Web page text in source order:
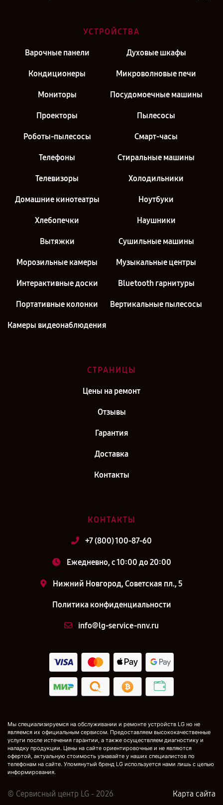
УСТРОЙСТВА
Варочные панели Духовые шкафы
Кондиционеры Микроволновые печи
Мониторы Посудомоечные машины
Проекторы Пылесосы
Роботы-пылесосы Смарт-часы
Телефоны Стиральные машины
Телевизоры Холодильники
Домашние кинотеатры Ноутбуки
Хлебопечки Наушники
Вытяжки Сушильные машины
Морозильные камеры Музыкальные центры
Интерактивные доски Bluetooth гарнитуры
Портативные колонки Вертикальные пылесосы
Камеры видеонаблюдения
СТРАНИЦЫ
Цены на ремонт
Отзывы
Гарантия
Доставка
Контакты
КОНТАКТЫ
+7 (800) 100-87-60
Ежедневно, с 10:00 до 20:00
Нижний Новгород, Советская пл., 5
Политика конфиденциальности
info@lg-service-nnv.ru
Мы специализируемся на обслуживании и ремонте устройств LG но не
являемся их официальным сервисом. Предоставляем высококачественные
услуги после истечения гарантии, а также осуществляем диагностику и
наладку продукции. Цены на сайте ориентировочные и не являются
офертой, актуальную стоимость узнавайте у наших специалистов по
телефонам на сайте. Упомянутый бренд LG используется нами лишь с целью
информирования.
© Сервисный центр LG - 2026 Карта сайта